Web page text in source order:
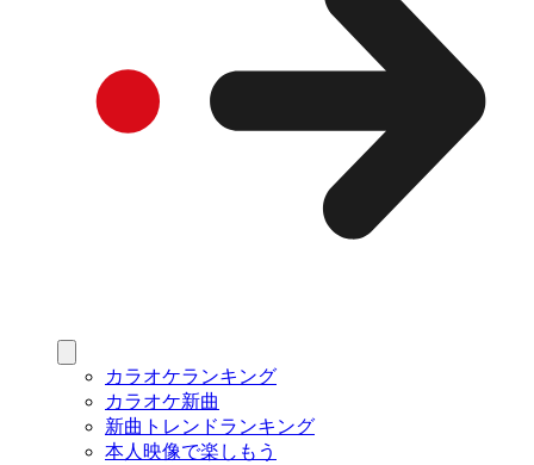
カラオケランキング
カラオケ新曲
新曲トレンドランキング
本人映像で楽しもう